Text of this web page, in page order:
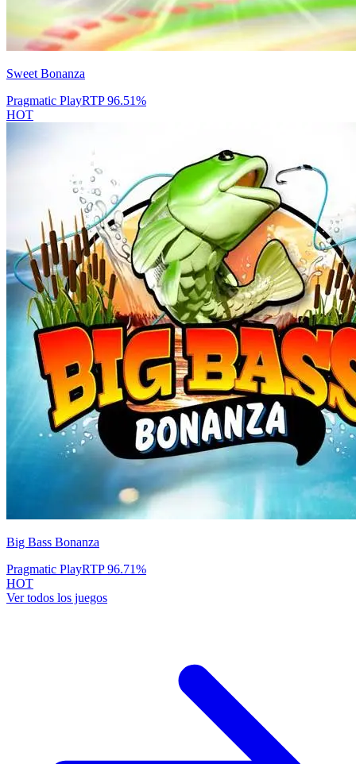
Sweet Bonanza
Pragmatic PlayRTP96.51%
HOT
Big Bass Bonanza
Pragmatic PlayRTP96.71%
HOT
Ver todos los juegos